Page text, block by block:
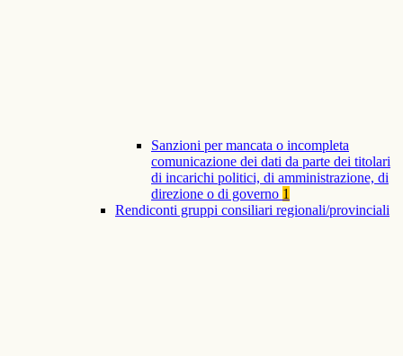
Sanzioni per mancata o incompleta
comunicazione dei dati da parte dei titolari
di incarichi politici, di amministrazione, di
direzione o di governo 1
Rendiconti gruppi consiliari regionali/provinciali